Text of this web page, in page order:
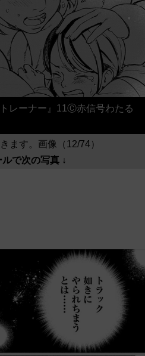
レーナー』11Ⓒ赤信号わたる
ます。画像（12/74）
ルで次の写真 ↓